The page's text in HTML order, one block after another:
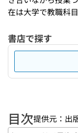
在は大学で教職科
書店で探す
目次提供元：出